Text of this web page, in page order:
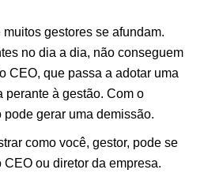
gestores se afundam.
no dia a dia, não conseguem
CEO, que passa a adotar uma
perante à gestão. Com o
gerar uma demissão.
como você, gestor, pode se
ou diretor da empresa.